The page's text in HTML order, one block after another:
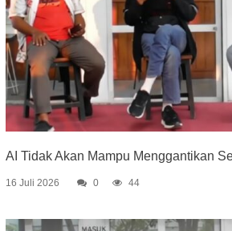
AI Tidak Akan Mampu Menggantikan
16 Juli 2026 0 44